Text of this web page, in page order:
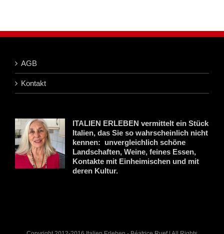
AGB
Kontakt
ITALIEN ERLEBEN vermittelt ein Stück
Italien, das Sie so wahrscheinlich nicht
kennen: unvergleichlich schöne
Landschaften, Weine, feines Essen,
Kontakte mit Einheimischen und mit
deren Kultur.